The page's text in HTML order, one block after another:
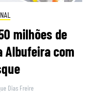
milhões de
Albufeira com
Dias Freire